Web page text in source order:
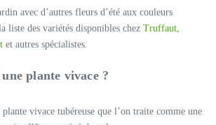
avec d’autres fleurs d’été aux couleurs
liste des variétés disponibles chez Truffaut,
et autres spécialistes.
plante vivace ?
vivace tubéreuse que l’on traite comme une